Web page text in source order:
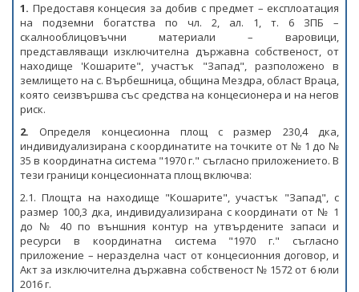
ДЕЙНОСТ
МЕТАЛНИ ПОЛЕЗНИ ИЗКОПАЕМИ
НЕМЕТАЛНИ ПОЛЕЗНИ ИЗКОПАЕМИ -
ИНДУСТРИАЛНИ МИНЕРАЛИ
НЕФТ И ПРИРОДЕН ГАЗ
ТВЪРДИ ГОРИВА
СТРОИТЕЛНИ МАТЕРИАЛИ
СКАЛНООБЛИЦОВЪЧНИ МАТЕРИАЛИ
МИННИ ОТПАДЪЦИ
1. Предоставя концесия за добив с предмет – експлоатация
на подземни богатства по чл. 2, ал. 1, т. 6 ЗПБ –
скалнооблицовъчни материали – варовици,
представляващи изключителна държавна собственост, от
находище 'Кошарите", участък "Запад", разположено в
землищeто на с. Върбешница, община Мездра, област Враца,
която сеизвършва със средства на концесионера и на негов
риск.
2. Определя концесионна площ с размер 230,4 дка,
индивидуализирана с координатите на точките от № 1 до №
35 в координатна система "1970 г." съгласно приложението. В
тези граници концесионната площ включва:
2.1. Площта на находище "Кошарите", участък "Запад", с
размер 100,3 дка, индивидуализирана с координати от № 1
до № 40 по външния контур на утвърдените запаси и
ресурси в координатна система "1970 г." съгласно
приложение – неразделна част от концесионния договор, и
Акт за изключителна държавна собственост № 1572 от 6 юли
2016 г.